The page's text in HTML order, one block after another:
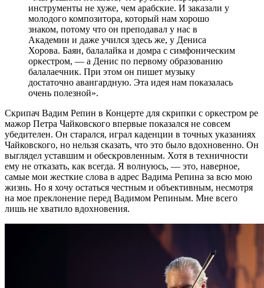
инструменты не хуже, чем арабские. И заказали у
молодого композитора, который нам хорошо
знаком, потому что он преподавал у нас в
Академии и даже учился здесь же, у Дениса
Хорова. Баян, балалайка и домра с симфоническим
оркестром, — а Денис по первому образованию
балалаечник. При этом он пишет музыку
достаточно авангардную. Эта идея нам показалась
очень полезной».
Скрипач Вадим Репин в Концерте для скрипки с оркестром ре
мажор Петра Чайковского впервые показался не совсем
убедителен. Он старался, играл каденции в точных указаниях
Чайковского, но нельзя сказать, что это было вдохновенно. Он
выглядел уставшим и обескровленным. Хотя в техничности
ему не отказать, как всегда. Я волнуюсь, — это, наверное,
самые мои жесткие слова в адрес Вадима Репина за всю мою
жизнь. Но я хочу остаться честным и объективным, несмотря
на мое преклонение перед Вадимом Репиным. Мне всего
лишь не хватило вдохновения.